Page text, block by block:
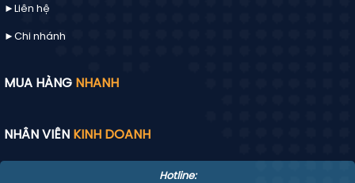
► Liên hệ
►Chi nhánh
MUA HÀNG NHANH
NHÂN VIÊN KINH DOANH
Hotline: